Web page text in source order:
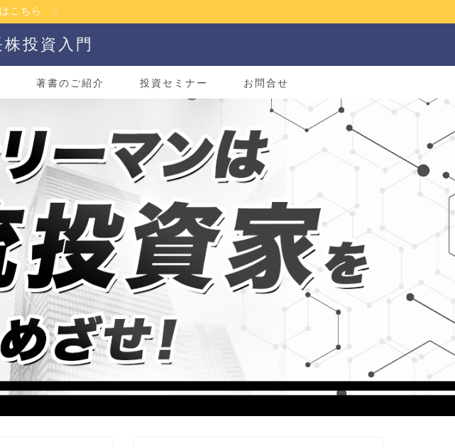
こちら
投資入門
著書のご紹介 投資セミナー お問合せ